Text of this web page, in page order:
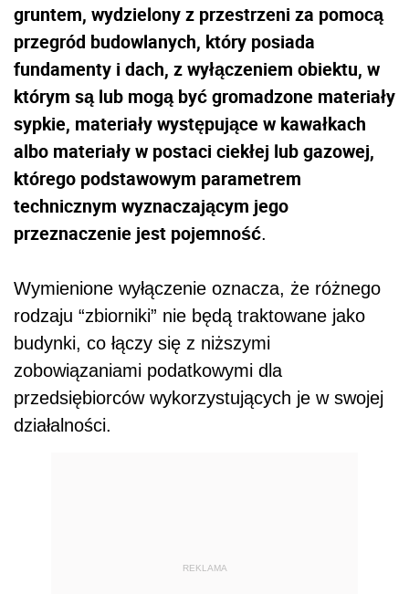
gruntem, wydzielony z przestrzeni za pomocą
przegród budowlanych, który posiada
fundamenty i dach, z wyłączeniem obiektu, w
którym są lub mogą być gromadzone materiały
sypkie, materiały występujące w kawałkach
albo materiały w postaci ciekłej lub gazowej,
którego podstawowym parametrem
technicznym wyznaczającym jego
przeznaczenie jest pojemność.
Wymienione wyłączenie oznacza, że różnego
rodzaju “zbiorniki” nie będą traktowane jako
budynki, co łączy się z niższymi
zobowiązaniami podatkowymi dla
przedsiębiorców wykorzystujących je w swojej
działalności.
REKLAMA